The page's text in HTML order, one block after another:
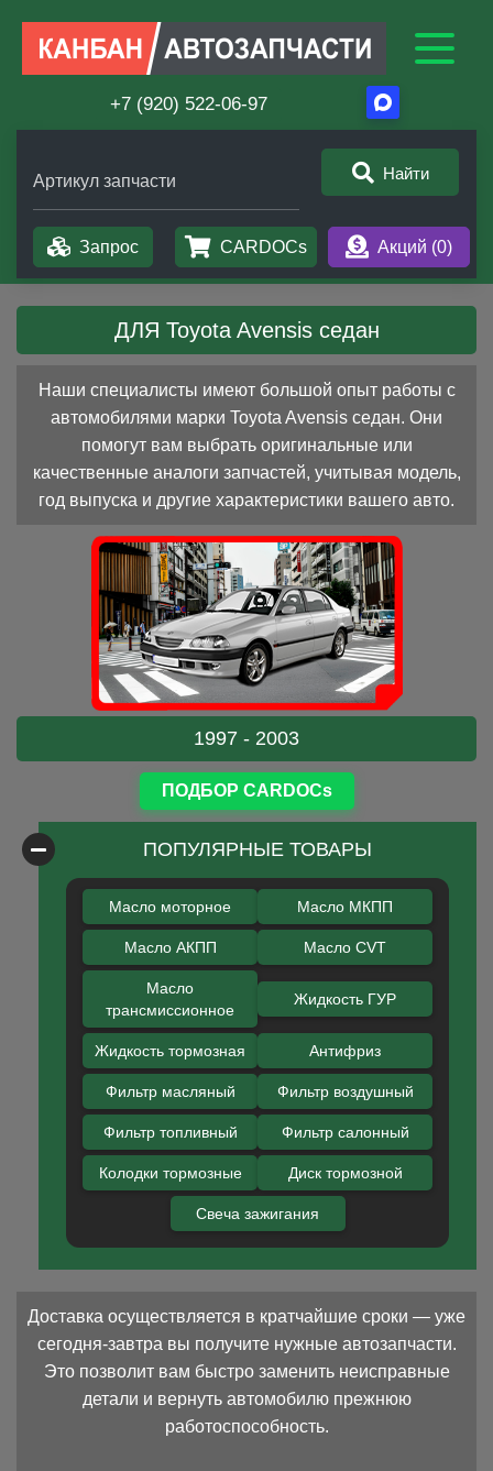
+7 (920) 522-06-97
Артикул запчасти Найти
Запрос CARDOCs Акций (0)
ДЛЯ Toyota Avensis седан
Наши специалисты имеют большой опыт работы с
автомобилями марки Toyota Avensis седан. Они
помогут вам выбрать оригинальные или
качественные аналоги запчастей, учитывая модель,
год выпуска и другие характеристики вашего авто.
1997 - 2003
ПОДБОР CARDOCs
ПОПУЛЯРНЫЕ ТОВАРЫ
Масло моторное Масло МКПП
Масло АКПП Масло CVT
Масло
трансмиссионное
Жидкость ГУР
Жидкость тормозная Антифриз
Фильтр масляный Фильтр воздушный
Фильтр топливный Фильтр салонный
Колодки тормозные Диск тормозной
Свеча зажигания
Доставка осуществляется в кратчайшие сроки — уже
сегодня-завтра вы получите нужные автозапчасти.
Это позволит вам быстро заменить неисправные
детали и вернуть автомобилю прежнюю
работоспособность.